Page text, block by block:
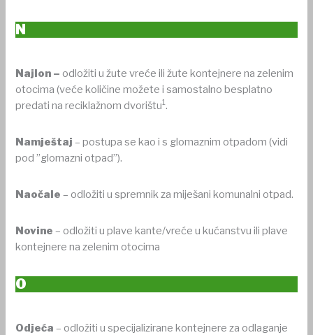
N
Najlon – odložiti u žute vreće ili žute kontejnere na zelenim
otocima (veće količine možete i samostalno besplatno
predati na reciklažnom dvorištu1.
Namještaj– postupa se kao i s glomaznim otpadom (vidi
pod ”glomazni otpad”).
Naočale– odložiti u spremnik za miješani komunalni otpad.
Novine – odložiti u plave kante/vreće u kućanstvu ili plave
kontejnere na zelenim otocima
O
Odjeća – odložiti u specijalizirane kontejnere za odlaganje